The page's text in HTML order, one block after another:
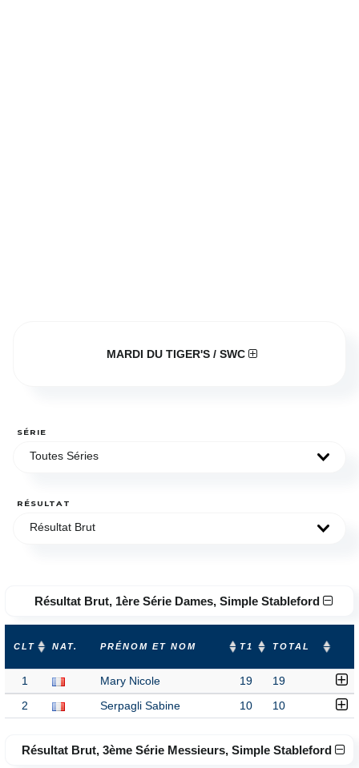
MARDI DU TIGER'S / SWC
SÉRIE
Toutes Séries
RÉSULTAT
Résultat Brut
Résultat Brut, 1ère Série Dames, Simple Stableford
CLT NAT. PRÉNOM ET NOM T1 TOTAL
1 Mary Nicole 19 19
2 Serpagli Sabine 10 10
Résultat Brut, 3ème Série Messieurs, Simple Stableford